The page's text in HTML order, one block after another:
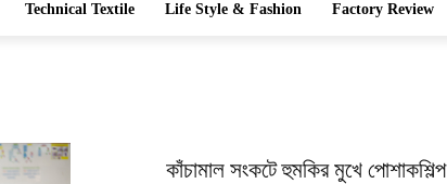
Technical Textile Life Style & Fashion Factory Review
কাঁচামাল সংকটে হুমকির মুখে পোশাকশিল্প